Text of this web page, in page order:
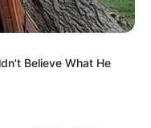
Believe What He